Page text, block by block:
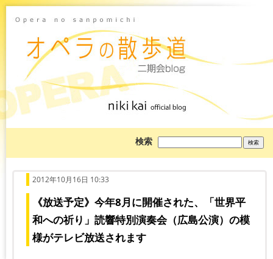
検索
を
2012年10月16日 10:33
《放送予定》今年8月に開催された、「世界平
和への祈り」読響特別演奏会（広島公演）の模
様がテレビ放送されます